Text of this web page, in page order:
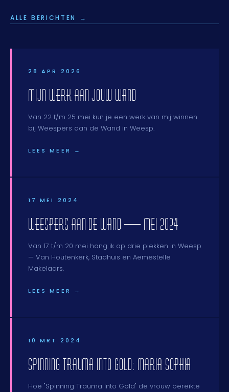
ALLE BERICHTEN →
28 APR 2026
MIJN WERK AAN JOUW WAND
Van 22 t/m 25 mei kun je een werk van mij winnen
bij Weespers aan de Wand in Weesp.
LEES MEER →
17 MEI 2024
WEESPERS AAN DE WAND — MEI 2024
Van 17 t/m 20 mei hang ik op drie plekken in Weesp
— Van Houtenkerk, Stadhuis en Aemestelle
Makelaars.
LEES MEER →
10 MRT 2024
SPINNING TRAUMA INTO GOLD: MARIA SOPHIA
Hoe "Spinning Trauma Into Gold" de vrouw bereikte